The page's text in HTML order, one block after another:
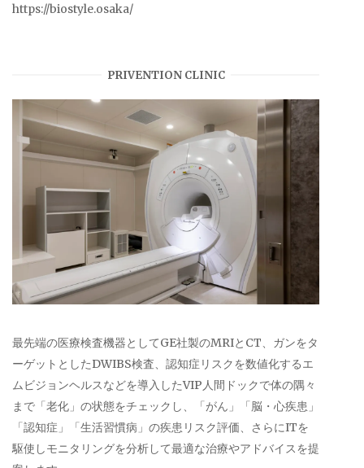
https://biostyle.osaka/
PRIVENTION CLINIC
最先端の医療検査機器としてGE社製のMRIとCT、ガンをタ
ーゲットとしたDWIBS検査、認知症リスクを数値化するエ
ムビジョンヘルスなどを導入したVIP人間ドックで体の隅々
まで「老化」の状態をチェックし、「がん」「脳・心疾患」
「認知症」「生活習慣病」の疾患リスク評価、さらにITを
駆使しモニタリングを分析して最適な治療やアドバイスを提